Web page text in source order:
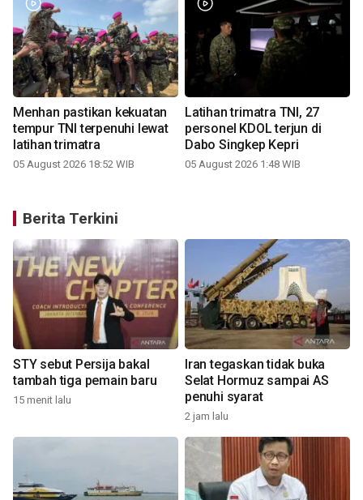
Menhan pastikan kekuatan
tempur TNI terpenuhi lewat
latihan trimatra
05 August 2026 18:52 WIB
Latihan trimatra TNI, 27
personel KDOL terjun di
Dabo Singkep Kepri
05 August 2026 1:48 WIB
Berita Terkini
STY sebut Persija bakal
tambah tiga pemain baru
15 menit lalu
Iran tegaskan tidak buka
Selat Hormuz sampai AS
penuhi syarat
2 jam lalu